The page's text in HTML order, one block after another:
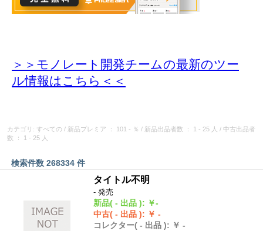
＞＞モノレート開発チームの最新のツー
ル情報はこちら＜＜
カテゴリ: すべての / 新品プレミア ： 101 - ％ / 新品出品者数 ： 1 - 25 人 / 中古出品者
数
： 1 - 25 人
検索件数 268334 件
タイトル不明
- 発売
新品( - 出品 ): ￥-
中古( - 出品 ): ￥ -
コレクター( - 出品 ): ￥ -